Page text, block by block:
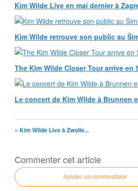
Kim Wilde Live en mai dernier à
Kim Wilde retrouve son public au
The Kim Wilde Closer Tour arrive en
Le concert de Kim Wilde à Brunnen
« Kim Wilde Live à Zwolle...
Commenter cet article
Ajouter un commentaire